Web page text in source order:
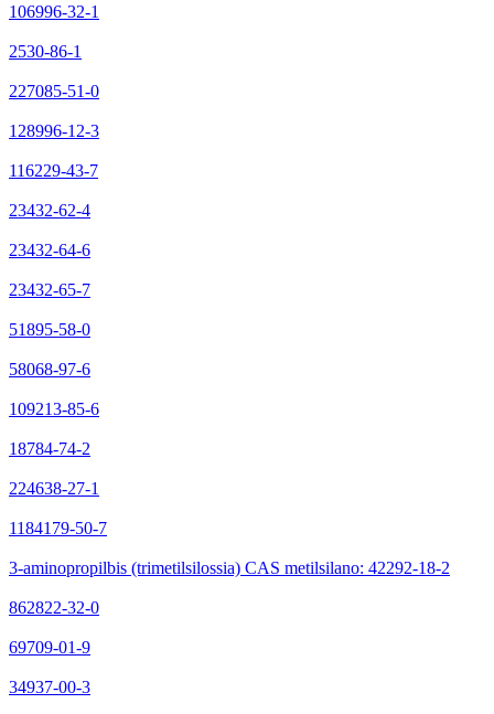
106996-32-1
2530-86-1
227085-51-0
128996-12-3
116229-43-7
23432-62-4
23432-64-6
23432-65-7
51895-58-0
58068-97-6
109213-85-6
18784-74-2
224638-27-1
1184179-50-7
3-aminopropilbis (trimetilsilossia) CAS metilsilano: 42292-18-2
862822-32-0
69709-01-9
34937-00-3